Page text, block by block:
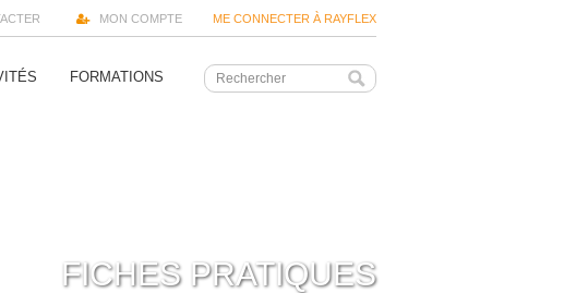
MON COMPTE ME CONNECTER À RAYFLEX
FORMATIONS
FICHES PRATIQUES